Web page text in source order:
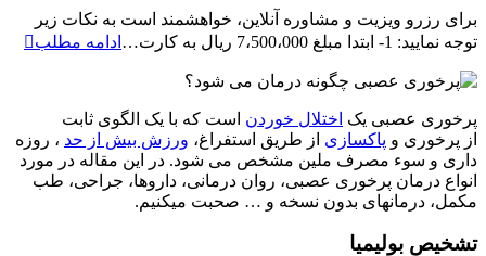
برای رزرو ویزیت و مشاوره آنلاین، خواهشمند است به نکات زیر
توجه نمایید: 1- ابتدا مبلغ 7،500،000 ریال به کارت…
ادامه مطلبرزرو
پرخوری عصبی یک اختلال خوردن است که با یک الگوی ثابت
از پرخوری و پاکسازی از طریق استفراغ، ورزش بیش از حد ، روزه
داری و سوء مصرف ملین مشخص می شود. در این مقاله در مورد
انواع درمان پرخوری عصبی، روان درمانی، داروها، جراحی، طب
مکمل، درمانهای بدون نسخه و … صحبت میکنیم.
تشخیص بولیمیا